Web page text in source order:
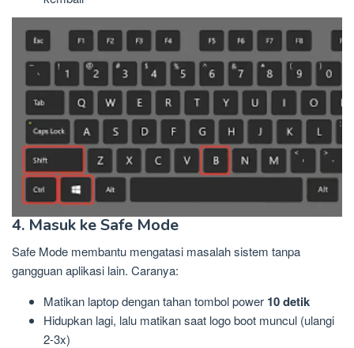
4. Masuk ke Safe Mode
Safe Mode membantu mengatasi masalah sistem tanpa
gangguan aplikasi lain. Caranya:
Matikan laptop dengan tahan tombol power 10 detik
Hidupkan lagi, lalu matikan saat logo boot muncul (ulangi
2-3x)